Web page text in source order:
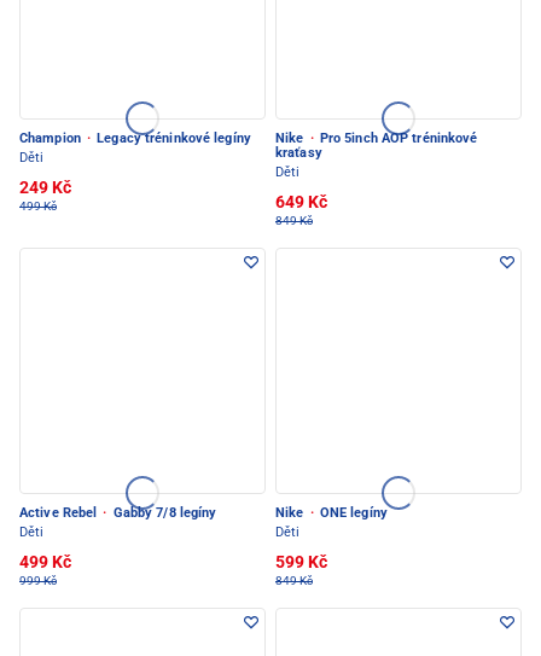
Champion · Legacy tréninkové legíny
Děti
249 Kč
499 Kč
Nike · Pro 5inch AOP tréninkové
kraťasy
Děti
649 Kč
849 Kč
Active Rebel · Gabby 7/8 legíny
Děti
499 Kč
999 Kč
Nike · ONE legíny
Děti
599 Kč
849 Kč